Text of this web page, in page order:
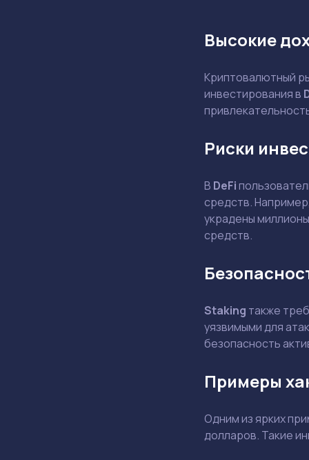
Высокие
Криптовалютный
инвестирования в
Риски
В DeFi
средств.
украдены
средств.
Staking также
уязвимыми для
безопасность
Примеры
Одним из ярких
долларов. Такие